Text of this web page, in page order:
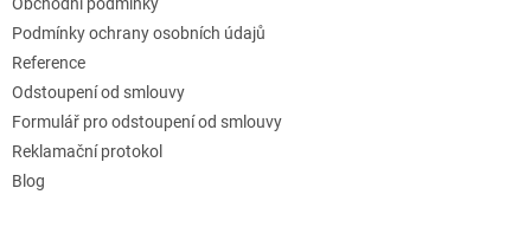
Obchodní podmínky
Podmínky ochrany osobních údajů
Reference
Odstoupení od smlouvy
Formulář pro odstoupení od smlouvy
Reklamační protokol
Blog